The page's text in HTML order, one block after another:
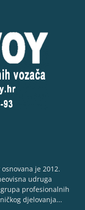
je 2012.
udruga
profesionalnih
djelovanja...